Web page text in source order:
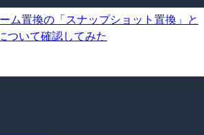
ム置換の「スナップショット置換」と
ついて確認してみた